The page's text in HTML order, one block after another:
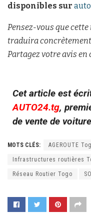
disponibles sur
Pensez-vous que
traduira concrètement
Partagez votre avis
Cet article est
AUTO24.tg,
de vente de
MOTS CLÉS: AGEROUTE
Infrastructures routières
Réseau Routier Togo